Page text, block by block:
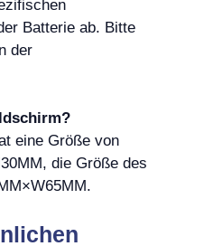
Batterie ab. Bitte
der
eine Größe von
die Größe des